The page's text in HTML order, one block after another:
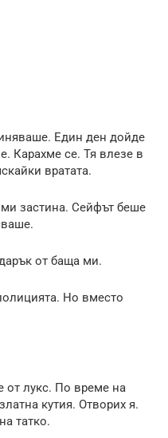
Един ден дойде
Карахме се. Тя влезе в
вратата.
застина. Сейфът беше
от баща ми.
Но вместо
от лукс. По време на
кутия. Отворих я.
татко.